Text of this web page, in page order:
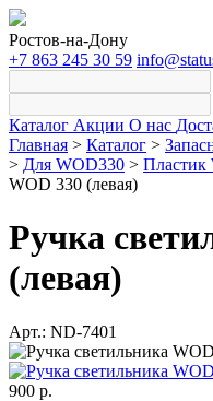
Ростов-на-Дону
+7 863 245 30 59
Каталог Акции О нас
Главная > Каталог >
> Для WOD330 > Пластик
WOD 330 (левая)
Ручка
(левая)
Арт.: ND-7401
900 р.